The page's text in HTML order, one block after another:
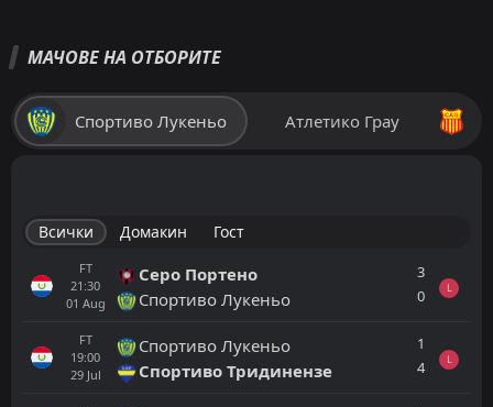
МАЧОВЕ НА ОТБОРИТЕ
Спортиво Лукеньо Атлетико Грау
Всички Домакин Гост
FT
21:30
01 Aug
Серо Портено
Спортиво Лукеньо
3
0
L
FT
19:00
29 Jul
Спортиво Лукеньо
Спортиво Тридинензе
1
4
L